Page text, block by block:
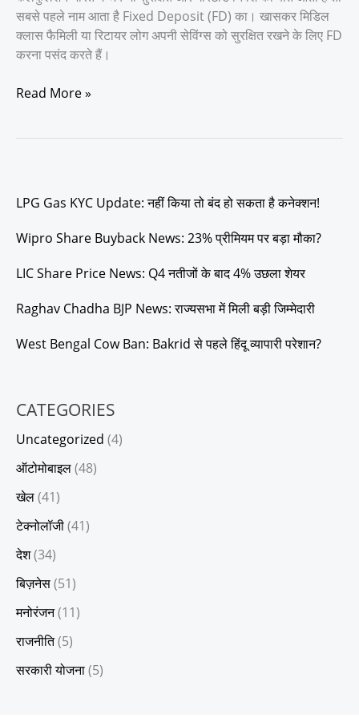
सबसे पहले नाम आता है Fixed Deposit (FD) का। खासकर मिडिल
क्लास फैमिली या रिटायर लोग अपनी सेविंग्स को सुरक्षित रखने के लिए FD
करना पसंद करते हैं।
Read More »
LPG Gas KYC Update: नहीं किया तो बंद हो सकता है कनेक्शन!
Wipro Share Buyback News: 23% प्रीमियम पर बड़ा मौका?
LIC Share Price News: Q4 नतीजों के बाद 4% उछला शेयर
Raghav Chadha BJP News: राज्यसभा में मिली बड़ी जिम्मेदारी
West Bengal Cow Ban: Bakrid से पहले हिंदू व्यापारी परेशान?
CATEGORIES
Uncategorized (4)
ऑटोमोबाइल(48)
खेल(41)
टेक्नोलॉजी(41)
देश(34)
बिज़नेस(51)
मनोरंजन(11)
राजनीति(5)
सरकारी योजना(5)